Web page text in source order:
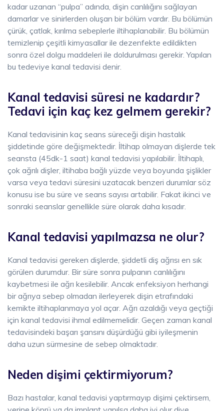
kadar uzanan “pulpa” adında, dişin canlılığını sağlayan
damarlar ve sinirlerden oluşan bir bölüm vardır. Bu bölümün
çürük, çatlak, kırılma sebeplerle iltihaplanabilir. Bu bölümün
temizlenip çeşitli kimyasallar ile dezenfekte edildikten
sonra özel dolgu maddeleri ile doldurulması gerekir. Yapılan
bu tedeviye kanal tedavisi denir.
Kanal tedavisi süresi ne kadardır?
Tedavi için kaç kez gelmem gerekir?
Kanal tedavisinin kaç seans süreceği dişin hastalık
şiddetinde göre değişmektedir. İltihap olmayan dişlerde tek
seansta (45dk-1 saat) kanal tedavisi yapılabilir. İltihaplı,
çok ağrılı dişler, iltihaba bağlı yüzde veya boyunda şişlikler
varsa veya tedavi süresini uzatacak benzeri durumlar söz
konusu ise bu süre ve seans sayısı artabilir. Fakat ikinci ve
sonraki seanslar genellikle süre olarak daha kısadır.
Kanal tedavisi yapılmazsa ne olur?
Kanal tedavisi gereken dişlerde, şiddetli diş ağrısı en sık
görülen durumdur. Bir süre sonra pulpanın canlılığını
kaybetmesi ile ağrı kesilebilir. Ancak enfeksiyon herhangi
bir ağrıya sebep olmadan ilerleyerek dişin etrafındaki
kemikte iltihaplanmaya yol açar. Ağrı azaldığı veya geçtiği
için kanal tedavisi ihmal edilmemelidir. Geçen zaman kanal
tedavisindeki başarı şansını düşürdüğü gibi iyileşmenin
daha uzun sürmesine de sebep olmaktadır.
Neden dişimi çektirmiyorum?
Bazı hastalar, kanal tedavisi yaptırmayıp dişimi çektirsem,